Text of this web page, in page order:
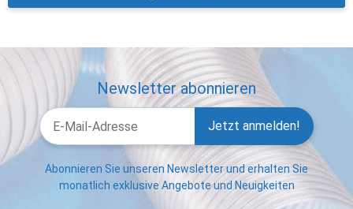
Newsletter abonnieren
Jetzt anmelden!
Abonnieren Sie unseren Newsletter und erhalten Sie
monatlich exklusive Angebote und Neuigkeiten